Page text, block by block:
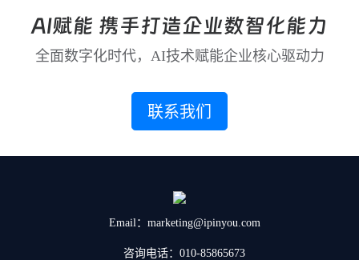
AI赋能 携手打造企业数智化能力
全面数字化时代，AI技术赋能企业核心驱动力
联系我们
Email：marketing@ipinyou.com
咨询电话：010-85865673